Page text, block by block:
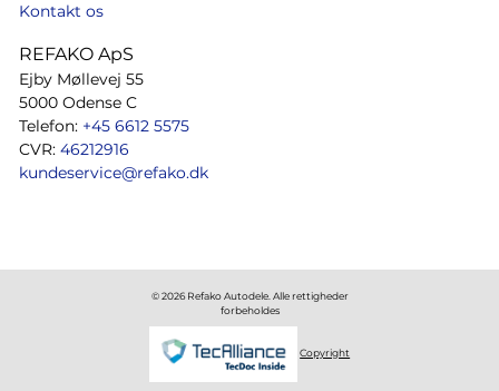
Kontakt os
REFAKO ApS
Ejby Møllevej 55
5000 Odense C
Telefon: +45 6612 5575
CVR: 46212916
kundeservice@refako.dk
© 2026 Refako Autodele. Alle rettigheder
forbeholdes
Copyright